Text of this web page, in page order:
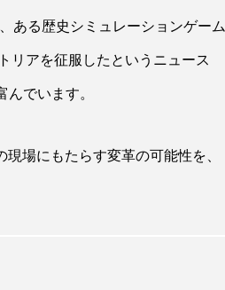
ある歴史シミュレーションゲーム
リアを征服したというニュース
でいます。
場にもたらす変革の可能性を、